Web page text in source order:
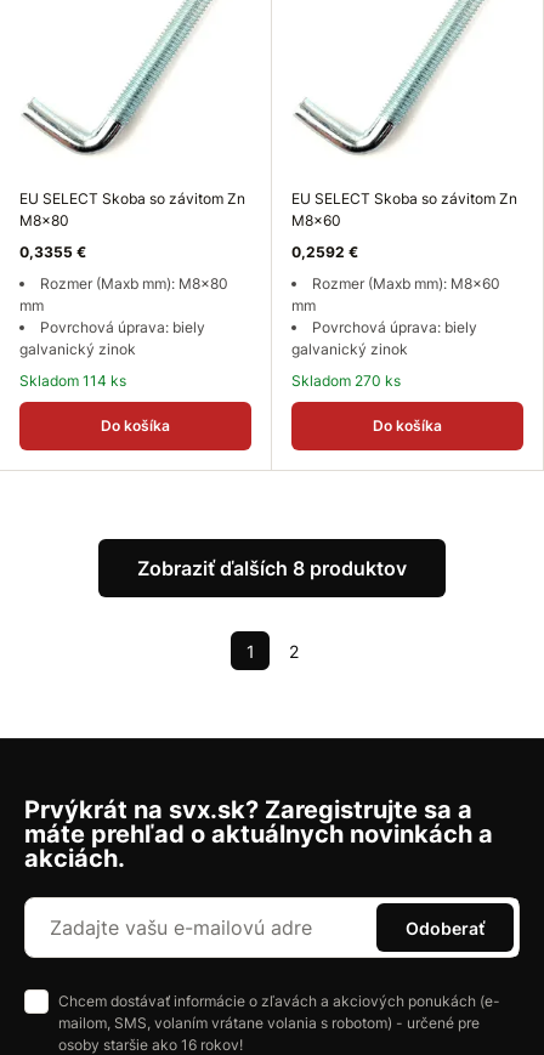
EU SELECT Skoba so závitom Zn
M8x80
0,3355 €
Rozmer (Maxb mm): M8x80
mm
Povrchová úprava: biely
galvanický zinok
Skladom 114 ks
Do košíka
EU SELECT Skoba so závitom Zn
M8x60
0,2592 €
Rozmer (Maxb mm): M8x60
mm
Povrchová úprava: biely
galvanický zinok
Skladom 270 ks
Do košíka
Zobraziť ďalších 8 produktov
1 2
Prvýkrát na svx.sk? Zaregistrujte sa a
máte prehľad o aktuálnych novinkách a
akciách.
Odoberať
Chcem dostávať informácie o zľavách a akciových ponukách (e-
mailom, SMS, volaním vrátane volania s robotom) - určené pre
osoby staršie ako 16 rokov!